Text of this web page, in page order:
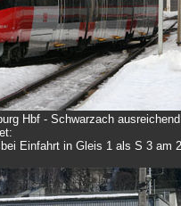
Hbf - Schwarzach ausreichend
Einfahrt in Gleis 1 als S 3 am